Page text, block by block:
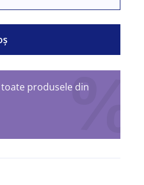
toate produsele din